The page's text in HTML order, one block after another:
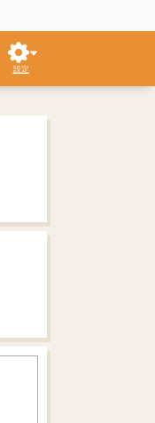
設定